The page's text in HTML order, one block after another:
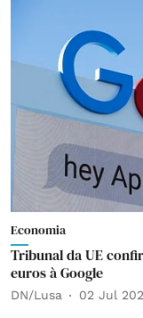
Economia
Tribunal da UE
euros à Google
DN/Lusa 02 Jul